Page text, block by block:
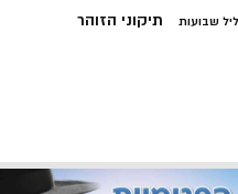
שבועות תיקוני הזוהר